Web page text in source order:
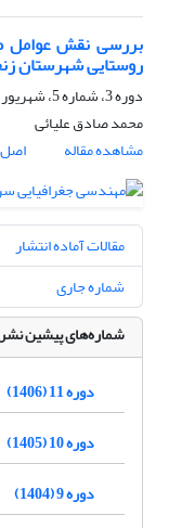
بررسی نقش عوامل
روستایی شهرستان
دوره 3، شماره 5، شهریور 1398، صفحه
محمد صادق علیائی
مشاهده مقاله
اصل
مقالات آماده انتشار
شماره جاری
شماره‌های پیشین
دوره 11 (1406)
دوره 10 (1405)
دوره 9 (1404)